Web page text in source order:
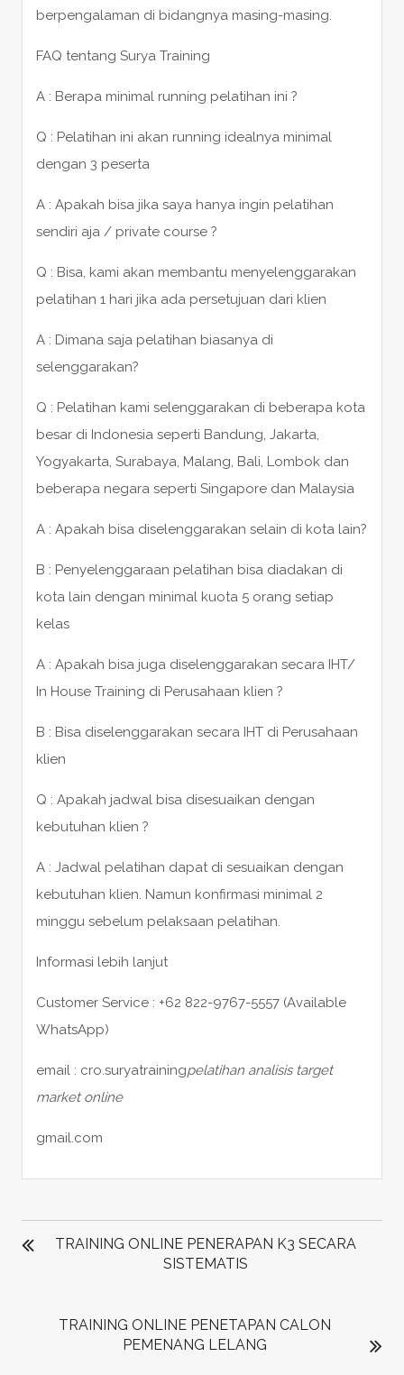
berpengalaman di bidangnya masing-masing.
FAQ tentang Surya Training
A : Berapa minimal running pelatihan ini ?
Q : Pelatihan ini akan running idealnya minimal
dengan 3 peserta
A : Apakah bisa jika saya hanya ingin pelatihan
sendiri aja / private course ?
Q : Bisa, kami akan membantu menyelenggarakan
pelatihan 1 hari jika ada persetujuan dari klien
A : Dimana saja pelatihan biasanya di
selenggarakan?
Q : Pelatihan kami selenggarakan di beberapa kota
besar di Indonesia seperti Bandung, Jakarta,
Yogyakarta, Surabaya, Malang, Bali, Lombok dan
beberapa negara seperti Singapore dan Malaysia
A : Apakah bisa diselenggarakan selain di kota lain?
B : Penyelenggaraan pelatihan bisa diadakan di
kota lain dengan minimal kuota 5 orang setiap
kelas
A : Apakah bisa juga diselenggarakan secara IHT/
In House Training di Perusahaan klien ?
B : Bisa diselenggarakan secara IHT di Perusahaan
klien
Q : Apakah jadwal bisa disesuaikan dengan
kebutuhan klien ?
A : Jadwal pelatihan dapat di sesuaikan dengan
kebutuhan klien. Namun konfirmasi minimal 2
minggu sebelum pelaksaan pelatihan.
Informasi lebih lanjut
Customer Service : +62 822-9767-5557 (Available
WhatsApp)
email : cro.suryatrainingpelatihan analisis target
market online
gmail.com
POST
NAVIGATION
TRAINING ONLINE PENERAPAN K3 SECARA
SISTEMATIS
TRAINING ONLINE PENETAPAN CALON
PEMENANG LELANG